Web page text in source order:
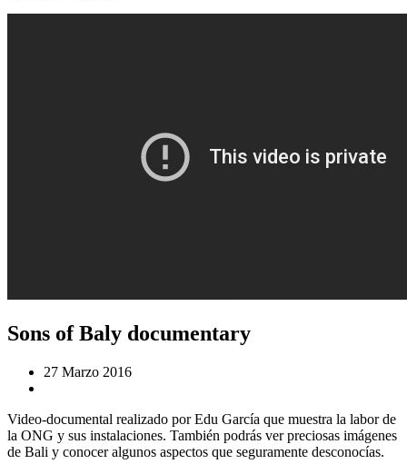
Sons of Baly documentary
27 Marzo 2016
Video-documental realizado por Edu García que muestra la labor de
la ONG y sus instalaciones. También podrás ver preciosas imágenes
de Bali y conocer algunos aspectos que seguramente desconocías.